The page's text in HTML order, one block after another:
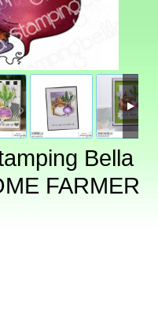
Bella
FARMER